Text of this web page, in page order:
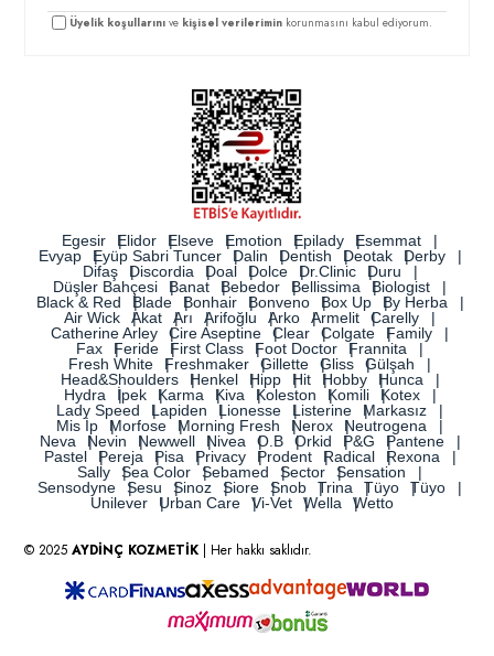
Üyelik koşullarını ve kişisel verilerimin korunmasını kabul ediyorum.
Egesir Elidor Elseve Emotion Epilady
Esemmat
Evyap
Eyüp Sabri Tuncer Dalin Dentish Deotak
Derby
Difaş
Discordia Doal Dolce Dr.Clinic
Duru
Düşler Bahçesi
Banat Bebedor Bellissima
Biologist
Black & Red
Blade Bonhair Bonveno Box Up
By Herba
Air Wick
Akat Arı Arifoğlu Arko Armelit
Carelly
Catherine Arley
Cire Aseptine Clear Colgate
Family
Fax
Feride First Class Foot Doctor
Frannita
Fresh White
Freshmaker Gillette Gliss
Gülşah
Head&Shoulders
Henkel Hipp Hit Hobby
Hunca
Hydra
İpek Karma Kiva Koleston Komili
Kotex
Lady Speed
Lapiden Lionesse Listerine
Markasız
Mis İp
Morfose Morning Fresh Nerox
Neutrogena
Neva
Nevin Newwell Nivea O.B Orkid P&G
Pantene
Pastel
Pereja Pisa Privacy Prodent Radical
Rexona
Sally
Sea Color Sebamed Sector
Sensation
Sensodyne
Sesu Sinoz Siore Snob Trina Tüyo
Tüyo
Unilever
Urban Care Vi-Vet Wella Wetto
© 2025AYDİNÇ KOZMETİK | Her hakkı saklıdır.